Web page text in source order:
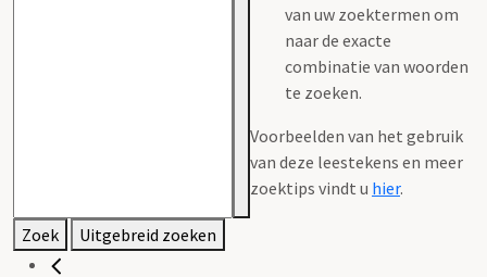
van uw zoektermen om
naar de exacte
combinatie van woorden
te zoeken.
Voorbeelden van het gebruik
van deze leestekens en meer
zoektips vindt u hier.
Zoek Uitgebreid zoeken